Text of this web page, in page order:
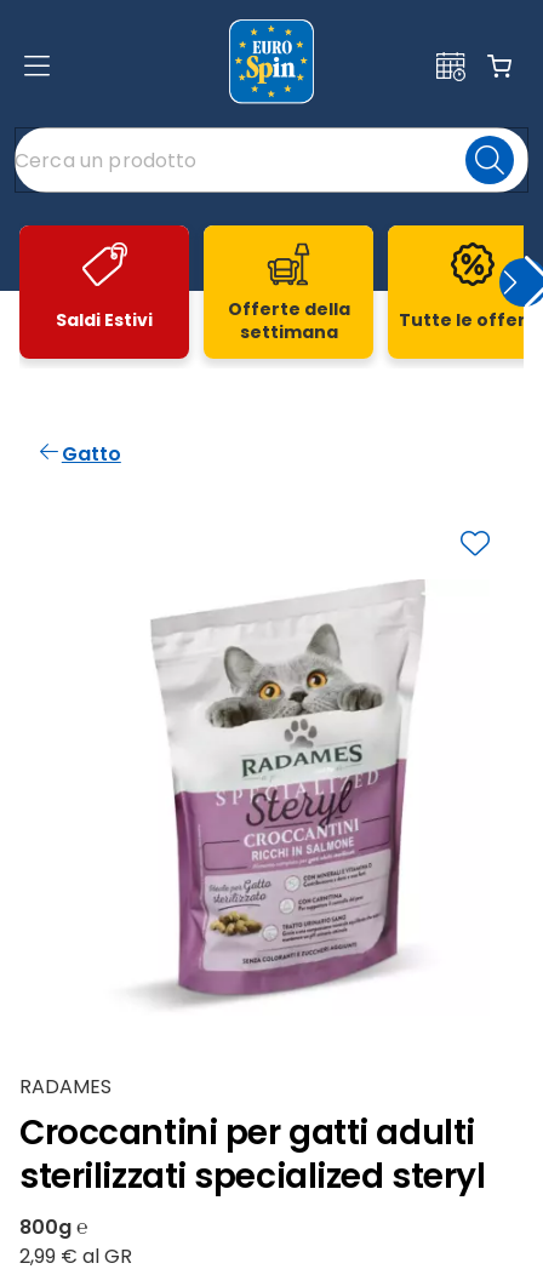
Saldi Estivi
Offerte della
settimana
Tutte le
Gatto
RADAMES
Croccantini per gatti adulti
sterilizzati specialized steryl
800g ℮
2,99 € al GR